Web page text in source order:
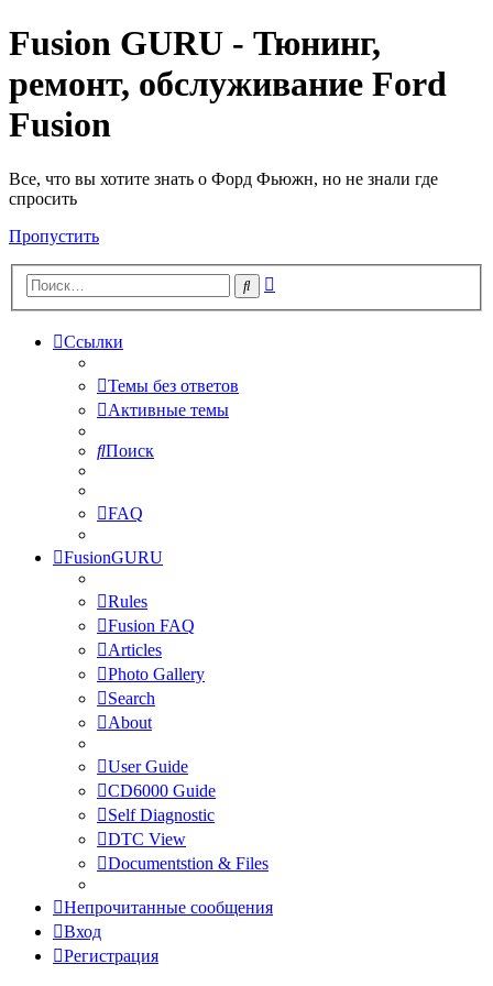
Fusion GURU - Тюнинг,
ремонт, обслуживание Ford
Fusion
Все, что вы хотите знать о Форд Фьюжн, но не знали где
спросить
Пропустить
Поиск
Ссылки
Темы без ответов
Активные темы
Поиск
FAQ
FusionGURU
Rules
Fusion FAQ
Articles
Photo Gallery
Search
About
User Guide
CD6000 Guide
Self Diagnostic
DTC View
Documentstion & Files
Непрочитанные сообщения
Вход
Регистрация